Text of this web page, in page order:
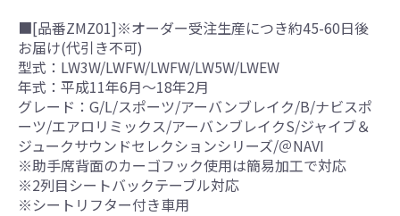
■[品番ZMZ01]※オーダー受注生産につき約45-60日後
お届け(代引き不可)
型式：LW3W/LWFW/LWFW/LW5W/LWEW
年式：平成11年6月～18年2月
グレード：G/L/スポーツ/アーバンブレイク/B/ナビスポ
ーツ/エアロリミックス/アーバンブレイクS/ジャイブ＆
ジュークサウンドセレクションシリーズ/＠NAVI
※助手席背面のカーゴフック使用は簡易加工で対応
※2列目シートバックテーブル対応
※シートリフター付き車用